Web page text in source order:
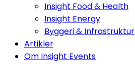
Insight Food & Health
Insight Energy
Byggeri & Infrastruktur
Artikler
Om Insight Events